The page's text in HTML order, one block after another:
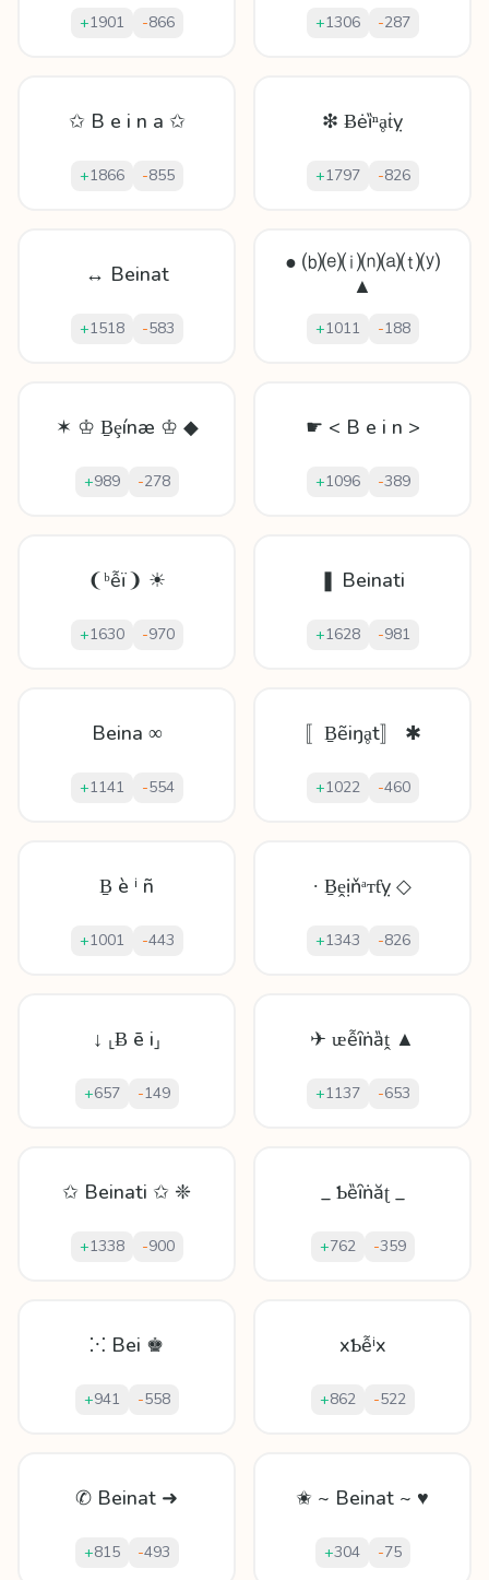
+1901 -866 +1306 -287
✩ B e i n a ✩
+1866 -855
❇ Ƀėȉⁿḁṫỵ
+1797 -826
↔ Beinat
+1518 -583
● ⒝⒠⒤⒩⒜⒯⒴
▲
+1011 -188
✶ ♔ Ḇȩínæ ♔ ◆
+989 -278
☛ < B e i n >
+1096 -389
❨ᵇễï❩ ☀
+1630 -970
❚ Beinati
+1628 -981
Beina ∞
+1141 -554
〚Ḇẽіŋḁt〛 ✱
+1022 -460
Ḇ è ⁱ ñ
+1001 -443
∙ Ḇḙịňᵃᴛƭỵ ◇
+1343 -826
↓ ⸤Ƀ ē i⸥
+657 -149
✈ ᵫễȋṅȁṱ ▲
+1137 -653
✩ Beinati ✩ ❈
+1338 -900
_ Ƅȅȋṅăʈ _
+762 -359
⁙ Bei ♚
+941 -558
xƄễⁱx
+862 -522
✆ Beinat ➜
+815 -493
✬ ~ Beinat ~ ♥
+304 -75